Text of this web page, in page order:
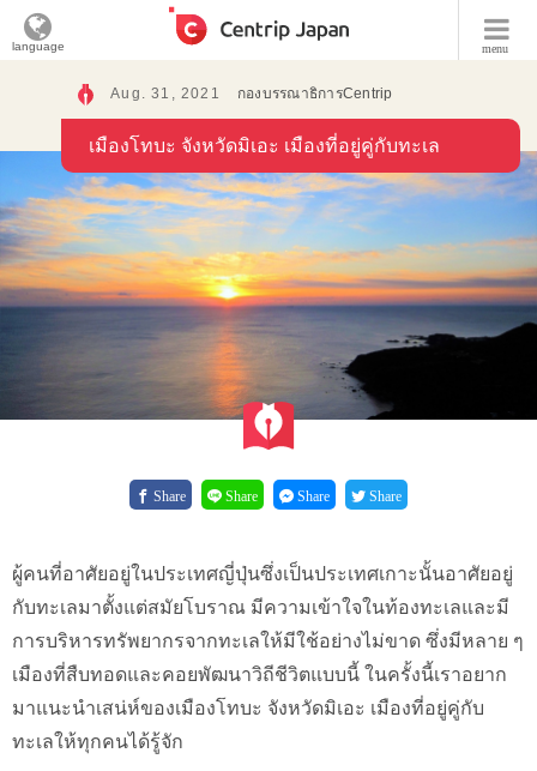
menu
language
Aug. 31, 2021 กองบรรณาธิการCentrip
เมืองโทบะ จังหวัดมิเอะ เมืองที่อยู่คู่กับทะเล
Share Share Share Share
ผู้คนที่อาศัยอยู่ในประเทศญี่ปุ่นซึ่งเป็นประเทศเกาะนั้นอาศัยอยู่
กับทะเลมาตั้งแต่สมัยโบราณ มีความเข้าใจในท้องทะเลและมี
การบริหารทรัพยากรจากทะเลให้มีใช้อย่างไม่ขาด ซึ่งมีหลาย ๆ
เมืองที่สืบทอดและคอยพัฒนาวิถีชีวิตแบบนี้ ในครั้งนี้เราอยาก
มาแนะนำเสน่ห์ของเมืองโทบะ จังหวัดมิเอะ เมืองที่อยู่คู่กับ
ทะเลให้ทุกคนได้รู้จัก